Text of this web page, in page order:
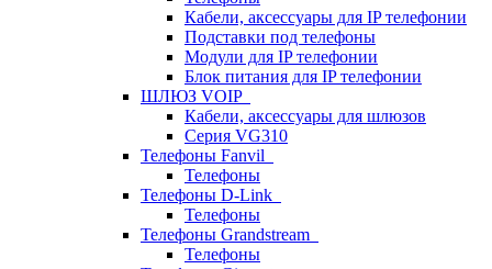
Кабели, аксессуары для IP телефонии
Подставки под телефоны
Модули для IP телефонии
Блок питания для IP телефонии
ШЛЮЗ VOIP
Кабели, аксессуары для шлюзов
Серия VG310
Телефоны Fanvil
Телефоны
Телефоны D-Link
Телефоны
Телефоны Grandstream
Телефоны